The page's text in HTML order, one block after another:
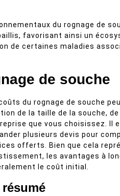
du rognage de
favorisant ainsi un
de certaines maladies
de souche
du rognage de souche
de la taille de la souche,
que vous choisissez. Il
plusieurs devis pour
offerts. Bien que cela
les avantages à
le coût initial.
résumé